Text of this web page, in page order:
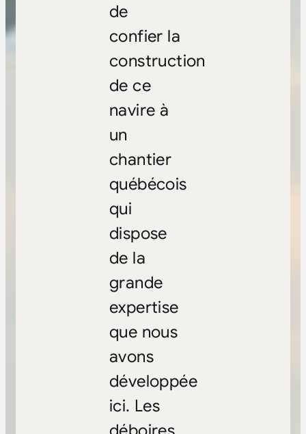
de
confier la
construction
de ce
navire à
un
chantier
québécois
qui
dispose
de la
grande
expertise
que nous
avons
développée
ici. Les